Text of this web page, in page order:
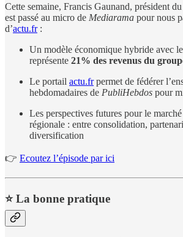
Cette semaine, Francis Gaunand, président
est passé au micro de Mediarama pour nous
d’actu.fr:
Un modèle économique hybride avec
représente 21% des revenus du
Le portail actu.frpermet de fédérer
hebdomadaires de PubliHebdos pour
Les perspectives futures pour le
régionale : entre consolidation,
diversification
👉 Ecoutez l’épisode par ici
⭐️ La bonne pratique